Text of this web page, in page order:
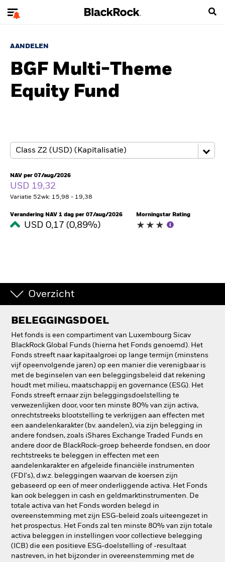
AANDELEN
BGF Multi-Theme
Equity Fund
NAV per 07/aug/2026
USD 19,32
Variatie 52wk: 15,98 - 19,38
Verandering NAV 1 dag per 07/aug/2026
USD 0,17 (0,89%)
Morningstar Rating
Overzicht
BELEGGINGSDOEL
Het fonds is een compartiment van Luxembourg Sicav
BlackRock Global Funds (hierna het Fonds genoemd). Het
Fonds streeft naar kapitaalgroei op lange termijn (minstens
vijf opeenvolgende jaren) op een manier die verenigbaar is
met de beginselen van een beleggingsbeleid dat rekening
houdt met milieu, maatschappij en governance (ESG). Het
Fonds streeft ernaar zijn beleggingsdoelstelling te
verwezenlijken door, voor ten minste 80% van zijn activa,
onrechtstreeks blootstelling te verkrijgen aan effecten met
een aandelenkarakter (bv. aandelen), via zijn belegging in
andere fondsen, zoals iShares Exchange Traded Funds en
andere door de BlackRock-groep beheerde fondsen, en door
rechtstreeks te beleggen in effecten met een
aandelenkarakter en afgeleide financiële instrumenten
(FDI's), d.w.z. beleggingen waarvan de koersen zijn
gebaseerd op een of meer onderliggende activa. Het Fonds
kan ook beleggen in cash en geldmarktinstrumenten. De
totale activa van het Fonds worden belegd in
overeenstemming met zijn ESG-beleid zoals uiteengezet in
het prospectus. Het Fonds zal ten minste 80% van zijn totale
activa beleggen in instellingen voor collectieve belegging
(ICB) die een positieve ESG-doelstelling of -resultaat
nastreven, in het bijzonder in overeenstemming met de